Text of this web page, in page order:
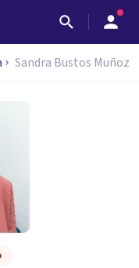
Sandra Bustos Muñoz